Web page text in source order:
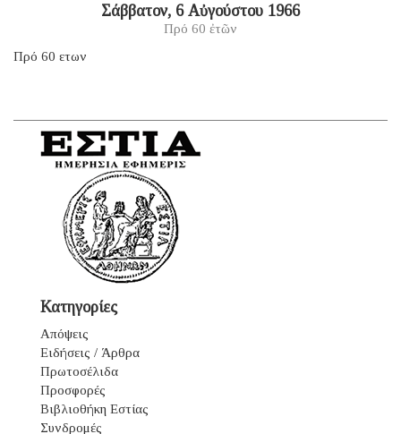
Σάββατον, 6 Αὐγούστου 1966
Πρό 60 ἐτῶν
Πρό 60 ετων
Κατηγορίες
Απόψεις
Ειδήσεις / Άρθρα
Πρωτοσέλιδα
Προσφορές
Βιβλιοθήκη Εστίας
Συνδρομές